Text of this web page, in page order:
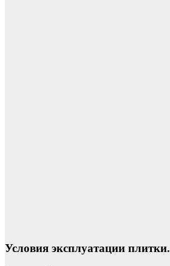
Условия эксплуатации плитки.